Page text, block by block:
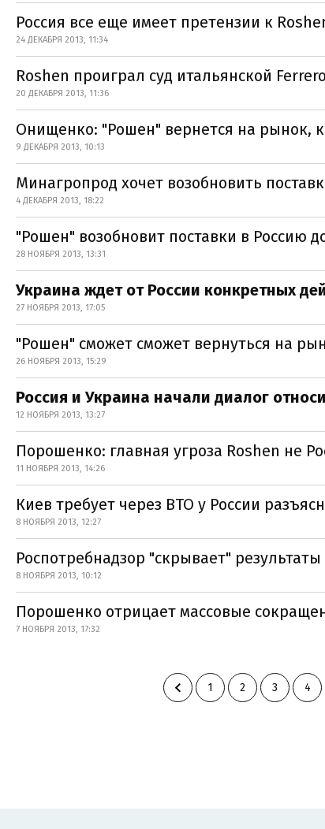
Россия все еще имеет претензии к
24 ДЕКАБРЯ 2013, 11:34
Roshen проиграл суд итальянской
20 ДЕКАБРЯ 2013, 11:36
Онищенко: "Рошен" вернется на рынок,
9 ДЕКАБРЯ 2013, 10:13
Минагропрод хочет возобновить
4 ДЕКАБРЯ 2013, 18:22
"Рошен" возобновит поставки в Россию
28 НОЯБРЯ 2013, 13:31
Украина ждет от России конкретных
27 НОЯБРЯ 2013, 17:05
"Рошен" сможет сможет вернуться на
26 НОЯБРЯ 2013, 15:29
Россия и Украина начали диалог
12 НОЯБРЯ 2013, 13:27
Порошенко: главная угроза Roshen не
11 НОЯБРЯ 2013, 14:26
Киев требует через ВТО у России
8 НОЯБРЯ 2013, 12:27
Роспотребнадзор "скрывает"
8 НОЯБРЯ 2013, 10:12
Порошенко отрицает массовые
7 НОЯБРЯ 2013, 17:32
1 2 3 4